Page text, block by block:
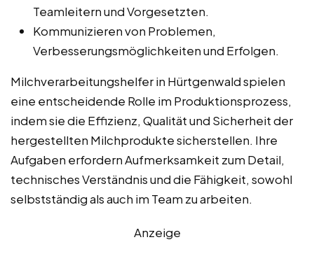
Teamleitern und Vorgesetzten.
Kommunizieren von Problemen,
Verbesserungsmöglichkeiten und Erfolgen.
Milchverarbeitungshelfer in Hürtgenwald spielen
eine entscheidende Rolle im Produktionsprozess,
indem sie die Effizienz, Qualität und Sicherheit der
hergestellten Milchprodukte sicherstellen. Ihre
Aufgaben erfordern Aufmerksamkeit zum Detail,
technisches Verständnis und die Fähigkeit, sowohl
selbstständig als auch im Team zu arbeiten.
Anzeige